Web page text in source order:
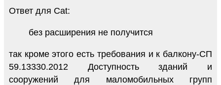
Ответ для Cat:
без расширения не получится
так кроме этого есть требования и к балкону-СП
59.13330.2012 Доступность зданий и
сооружений для маломобильных групп